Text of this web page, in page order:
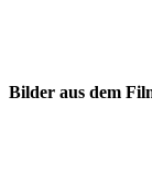
Bilder aus dem